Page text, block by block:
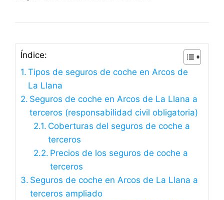
Índice:
Tipos de seguros de coche en Arcos de
La Llana
Seguros de coche en Arcos de La Llana a
terceros (responsabilidad civil obligatoria)
Coberturas del seguros de coche a
terceros
Precios de los seguros de coche a
terceros
Seguros de coche en Arcos de La Llana a
terceros ampliado